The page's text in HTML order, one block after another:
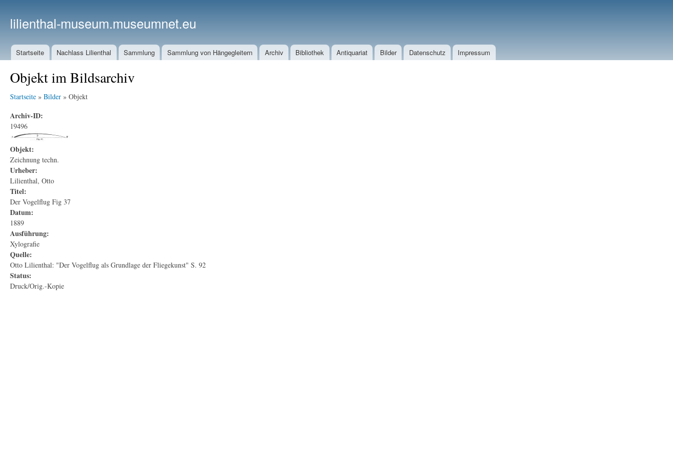
lilienthal-museum.museumnet.eu
Startseite Nachlass Lilienthal Sammlung Sammlung von Hängegleitern Archiv Bibliothek Antiquariat Bilder Datenschutz Impressum
Objekt im Bildsarchiv
Startseite » Bilder » Objekt
Archiv-ID:
19496
Objekt:
Zeichnung techn.
Urheber:
Lilienthal, Otto
Titel:
Der Vogelflug Fig 37
Datum:
1889
Ausführung:
Xylografie
Quelle:
Otto Lilienthal: "Der Vogelflug als Grundlage der Fliegekunst" S. 92
Status:
Druck/Orig.-Kopie